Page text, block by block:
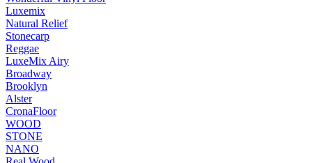
Luxemix
Natural Relief
Stonecarp
Reggae
LuxeMix Airy
Broadway
Brooklyn
Alster
CronaFloor
WOOD
STONE
NANO